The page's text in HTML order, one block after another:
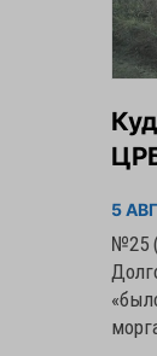
5
№25